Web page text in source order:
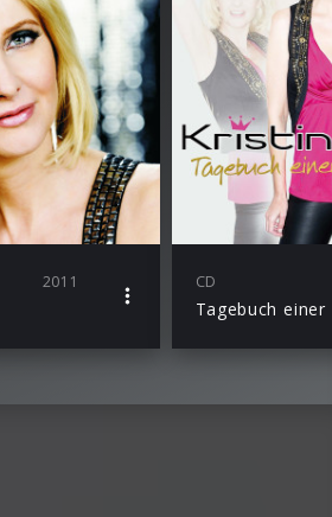
2011 CD